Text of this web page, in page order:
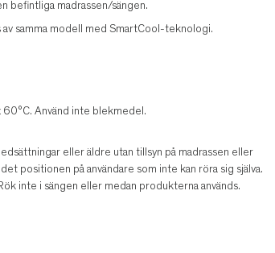
befintliga madrassen/sängen.
samma modell med SmartCool-teknologi.
Använd inte blekmedel.
eller äldre utan tillsyn på madrassen eller
positionen på användare som inte kan röra sig själva.
inte i sängen eller medan produkterna används.